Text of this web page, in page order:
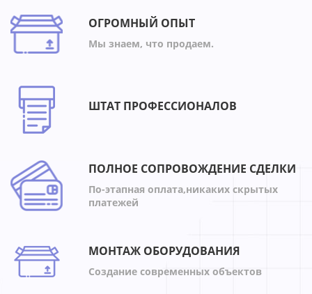
ОГРОМНЫЙ ОПЫТ
Мы знаем, что продаем.
ШТАТ ПРОФЕССИОНАЛОВ
ПОЛНОЕ СОПРОВОЖДЕНИЕ СДЕЛКИ
По-этапная оплата,никаких скрытых
платежей
МОНТАЖ ОБОРУДОВАНИЯ
Создание современных объектов